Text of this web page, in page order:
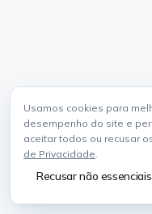
Usamos cookies para
desempenho do site e
aceitar todos ou recusar
de Privacidade.
Recusar não essenciais